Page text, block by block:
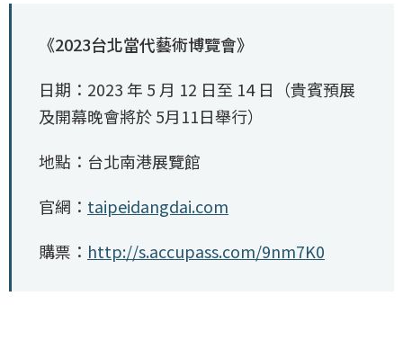
《2023台北當代藝術博覽會》
日期：2023 年 5 月 12 日至 14 日（貴賓預展
及開幕晚會將於 5月11日舉行）
地點：台北南港展覽館
官網： taipeidangdai.com
購票： http://s.accupass.com/9nm7K0